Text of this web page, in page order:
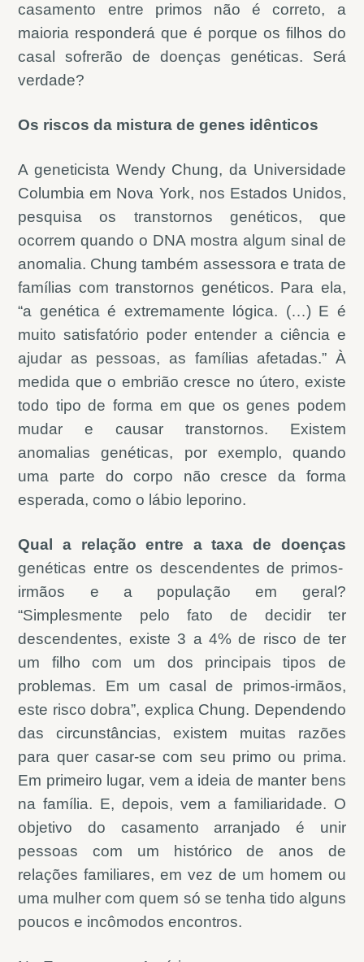
casamento entre primos não é correto, a
maioria responderá que é porque os filhos do
casal sofrerão de doenças genéticas. Será
verdade?
Os riscos da mistura de genes idênticos
A geneticista Wendy Chung, da Universidade
Columbia em Nova York, nos Estados Unidos,
pesquisa os transtornos genéticos, que
ocorrem quando o DNA mostra algum sinal de
anomalia. Chung também assessora e trata de
famílias com transtornos genéticos. Para ela,
“a genética é extremamente lógica. (…) E é
muito satisfatório poder entender a ciência e
ajudar as pessoas, as famílias afetadas.” À
medida que o embrião cresce no útero, existe
todo tipo de forma em que os genes podem
mudar e causar transtornos. Existem
anomalias genéticas, por exemplo, quando
uma parte do corpo não cresce da forma
esperada, como o lábio leporino.
Qual a relação entre a taxa de doenças
genéticas entre os descendentes de primos-
irmãos e a população em geral?
“Simplesmente pelo fato de decidir ter
descendentes, existe 3 a 4% de risco de ter
um filho com um dos principais tipos de
problemas. Em um casal de primos-irmãos,
este risco dobra”, explica Chung. Dependendo
das circunstâncias, existem muitas razões
para quer casar-se com seu primo ou prima.
Em primeiro lugar, vem a ideia de manter bens
na família. E, depois, vem a familiaridade. O
objetivo do casamento arranjado é unir
pessoas com um histórico de anos de
relações familiares, em vez de um homem ou
uma mulher com quem só se tenha tido alguns
poucos e incômodos encontros.